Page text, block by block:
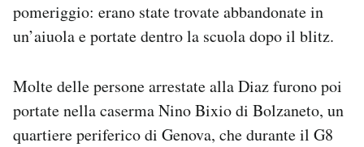
pomeriggio: erano state trovate abbandonate in
un’aiuola e portate dentro la scuola dopo il blitz.
Molte delle persone arrestate alla Diaz furono poi
portate nella caserma Nino Bixio di Bolzaneto, un
quartiere periferico di Genova, che durante il G8